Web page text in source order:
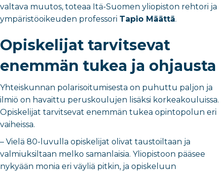
valtava muutos, toteaa Itä-Suomen yliopiston rehtori ja
ympäristöoikeuden professori Tapio Määttä.
Opiskelijat tarvitsevat
enemmän tukea ja ohjausta
Yhteiskunnan polarisoitumisesta on puhuttu paljon ja
ilmiö on havaittu peruskoulujen lisäksi korkeakouluissa.
Opiskelijat tarvitsevat enemmän tukea opintopolun eri
vaiheissa.
– Vielä 80-luvulla opiskelijat olivat taustoiltaan ja
valmiuksiltaan melko samanlaisia. Yliopistoon pääsee
nykyään monia eri väyliä pitkin, ja opiskeluun